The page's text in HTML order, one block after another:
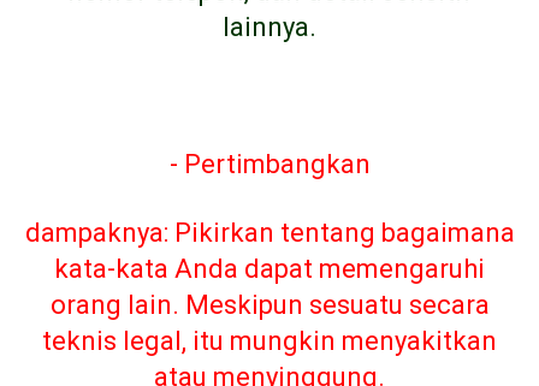
lainnya.
- Pertimbangkan
dampaknya: Pikirkan tentang bagaimana
kata-kata Anda dapat memengaruhi
orang lain. Meskipun sesuatu secara
teknis legal, itu mungkin menyakitkan
atau menyinggung.